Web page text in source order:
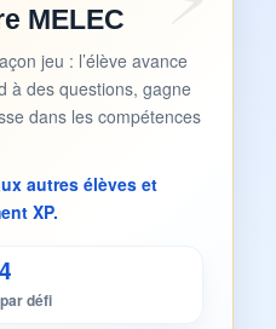
MELEC
jeu : l’élève avance
à des questions, gagne
dans les compétences
autres élèves et
XP.
4
défi